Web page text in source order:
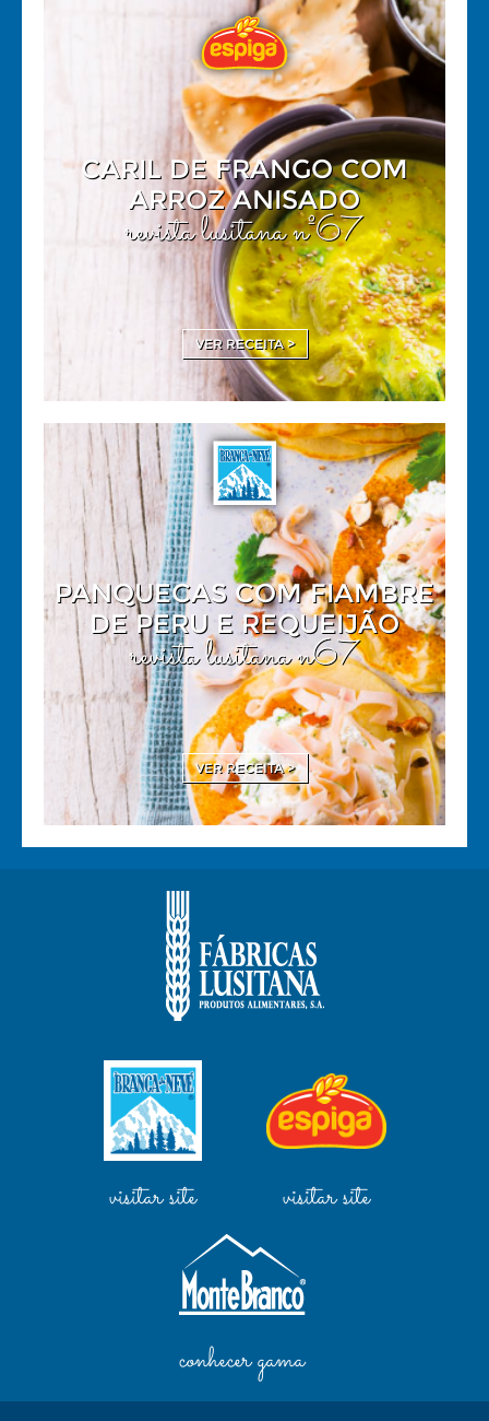
CARIL DE FRANGO COM
ARROZ ANISADO
revista lusitana nº67
VER RECEITA >
PANQUECAS COM FIAMBRE
DE PERU E REQUEIJÃO
revista lusitana n67
VER RECEITA >
visitar site visitar site
conhecer gama